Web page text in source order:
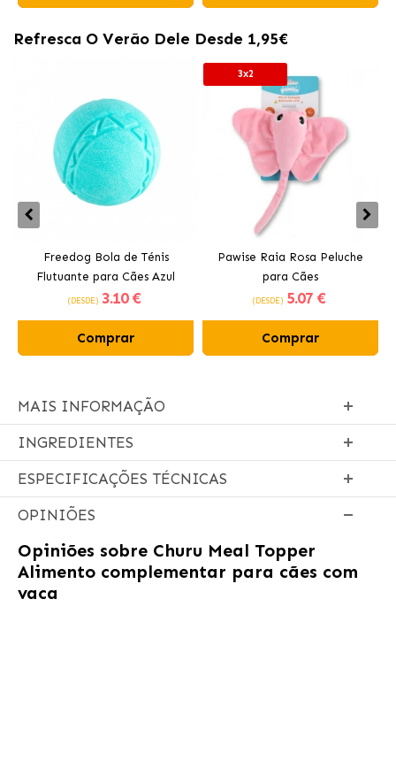
Refresca O Verão Dele Desde 1,95€
Freedog Bola de Ténis
Flutuante para Cães Azul
(DESDE) 3.10 €
Comprar
3x2
Pawise Raia Rosa Peluche
para Cães
(DESDE) 5.07 €
Comprar
MAIS INFORMAÇÃO
INGREDIENTES
ESPECIFICAÇÕES TÉCNICAS
OPINIÕES
Opiniões sobre Churu Meal Topper
Alimento complementar para cães com
vaca